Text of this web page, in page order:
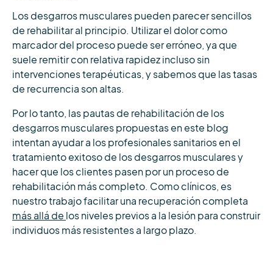
Los desgarros musculares pueden parecer sencillos
de rehabilitar al principio. Utilizar el dolor como
marcador del proceso puede ser erróneo, ya que
suele remitir con relativa rapidez incluso sin
intervenciones terapéuticas, y sabemos que las tasas
de recurrencia son altas.
Por lo tanto, las pautas de rehabilitación de los
desgarros musculares propuestas en este blog
intentan ayudar a los profesionales sanitarios en el
tratamiento exitoso de los desgarros musculares y
hacer que los clientes pasen por un proceso de
rehabilitación más completo. Como clínicos, es
nuestro trabajo facilitar una recuperación completa
más allá de los niveles previos a la lesión para construir
individuos más resistentes a largo plazo.